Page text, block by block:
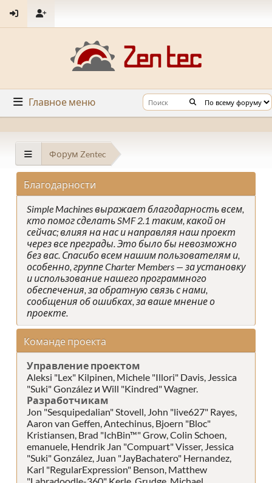
Главное меню
Форум Zentec
Благодарности
Simple Machines выражает благодарность всем,
кто помог сделать SMF 2.1 таким, какой он
сейчас; влияя на нас и направляя наш проект
через все преграды. Это было бы невозможно
без вас. Спасибо всем нашим пользователям и,
особенно, группе Charter Members — за установку
и использование нашего программного
обеспечения, за обратную связь с нами,
сообщения об ошибках, за ваше мнение о
проекте.
Команде проекта
Управление проектом
Aleksi "Lex" Kilpinen, Michele "Illori" Davis, Jessica
"Suki" González и Will "Kindred" Wagner.
Разработчикам
Jon "Sesquipedalian" Stovell, John "live627" Rayes,
Aaron van Geffen, Antechinus, Bjoern "Bloc"
Kristiansen, Brad "IchBin™" Grow, Colin Schoen,
emanuele, Hendrik Jan "Compuart" Visser, Jessica
"Suki" González, Juan "JayBachatero" Hernandez,
Karl "RegularExpression" Benson, Matthew